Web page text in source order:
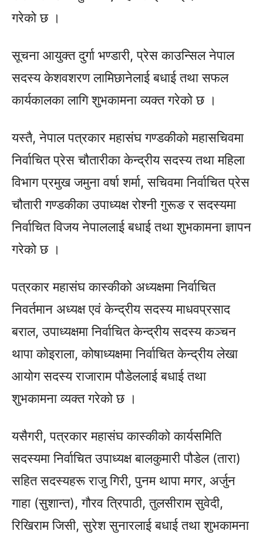
गरेको छ ।
सूचना आयुक्त दुर्गा भण्डारी, प्रेस काउन्सिल नेपाल
सदस्य केशवशरण लामिछानेलाई बधाई तथा सफल
कार्यकालका लागि शुभकामना व्यक्त गरेको छ ।
यस्तै, नेपाल पत्रकार महासंघ गण्डकीको महासचिवमा
निर्वाचित प्रेस चौतारीका केन्द्रीय सदस्य तथा महिला
विभाग प्रमुख जमुना वर्षा शर्मा, सचिवमा निर्वाचित प्रेस
चौतारी गण्डकीका उपाध्यक्ष रोश्नी गुरूङ र सदस्यमा
निर्वाचित विजय नेपाललाई बधाई तथा शुभकामना ज्ञापन
गरेको छ ।
पत्रकार महासंघ कास्कीको अध्यक्षमा निर्वाचित
निवर्तमान अध्यक्ष एवं केन्द्रीय सदस्य माधवप्रसाद
बराल, उपाध्यक्षमा निर्वाचित केन्द्रीय सदस्य कञ्चन
थापा कोइराला, कोषाध्यक्षमा निर्वाचित केन्द्रीय लेखा
आयोग सदस्य राजाराम पौडेललाई बधाई तथा
शुभकामना व्यक्त गरेको छ ।
यसैगरी, पत्रकार महासंघ कास्कीको कार्यसमिति
सदस्यमा निर्वाचित उपाध्यक्ष बालकुमारी पौडेल (तारा)
सहित सदस्यहरू राजु गिरी, पुनम थापा मगर, अर्जुन
गाहा (सुशान्त), गौरव त्रिपाठी, तुलसीराम सुवेदी,
रिखिराम जिसी, सुरेश सुनारलाई बधाई तथा शुभकामना